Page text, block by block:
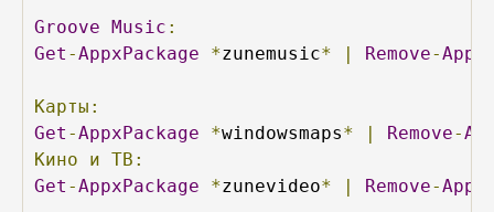
Groove Music :
Get -AppxPackage *zunemusic* | Remove-
Карты:
Get -AppxPackage *windowsmaps* | Remove-
Кино
и ТВ:
Get -AppxPackage *zunevideo* | Remove-